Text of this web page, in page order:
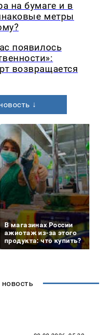
на бумаге и в
метры
появилось
возвращается
↓
В магазинах России
ажиотаж из-за этого
продукта: что купить?